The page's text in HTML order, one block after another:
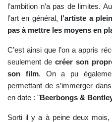
l’ambition n’a pas de limites.
l’art en général,
l’artiste a
pas à mettre les moyens en
C’est ainsi que l’on a appris
seulement decréer son
son film. On a pu
permettant de s’immerger
en date : "Beerbongs &
Sorti il y a à peine deux